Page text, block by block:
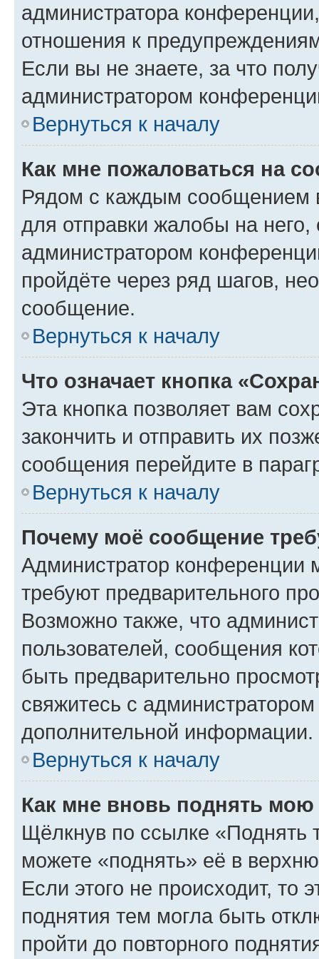
администратора
отношения к
Если вы не знаете, за что
администратором
Вернуться к началу
Как мне пожаловаться на
Рядом с каждым сообщением
для отправки жалобы на
администратором
пройдёте через ряд шагов,
сообщение.
Вернуться к началу
Что означает кнопка
Эта кнопка позволяет вам
закончить и отправить их
сообщения перейдите в
Вернуться к началу
Почему моё сообщение
Администратор конференции
требуют предварительного
Возможно также, что
пользователей, сообщения
быть предварительно
свяжитесь с
дополнительной информации.
Вернуться к началу
Как мне вновь поднять мою
Щёлкнув по ссылке «Поднять
можете «поднять» её в
Если этого не происходит, то
поднятия тем могла быть
пройти до повторного